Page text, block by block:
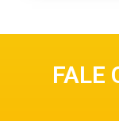
FALE